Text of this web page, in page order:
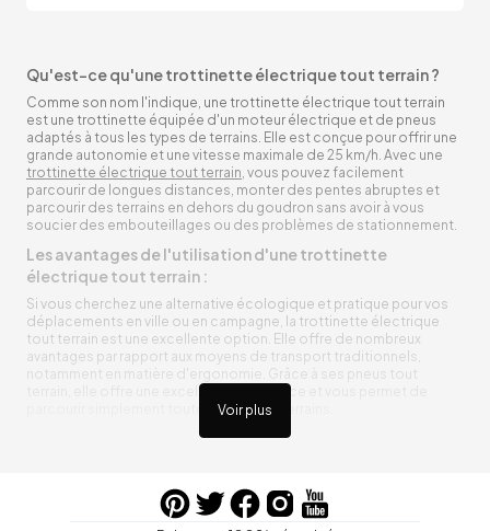
Voir plus
Qu'est-ce qu'une trottinette électrique tout terrain ?
Comme son nom l'indique, une trottinette électrique tout terrain
est une trottinette équipée d'un moteur électrique et de pneus
adaptés à tous les types de terrains. Elle est conçue pour offrir une
grande autonomie et une vitesse maximale de 25 km/h. Avec une
trottinette électrique tout terrain, vous pouvez facilement
parcourir de longues distances, monter des pentes abruptes et
parcourir des terrains en dehors du goudron sans avoir à vous
soucier des embouteillages ou des problèmes de stationnement.
Les avantages de l'utilisation d'une trottinette
électrique tout terrain :
Si vous cherchez une alternative écologique et pratique pour vos
déplacements en ville ou en campagne, la trottinette électrique
tout terrain est une excellente option. Elle offre de nombreux
avantages par rapport aux moyens de transport traditionnels,
notamment en matière d'ergonomie. Grâce à ses pneus tout
terrain, elle offre une excellente adhérence et vous permet de
parcourir simplement toutes sortes de terrains.
Trottinette électrique tout terrain ergonomique
entre vos trajets, vous n’aurez pas à vous soucier de l’état de sa
batterie. De plus, elle est équipée de pneus résistants qui peuvent